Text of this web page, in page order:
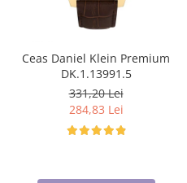
Ceas Daniel Klein Premium
DK.1.13991.5
331,20 Lei
284,83 Lei